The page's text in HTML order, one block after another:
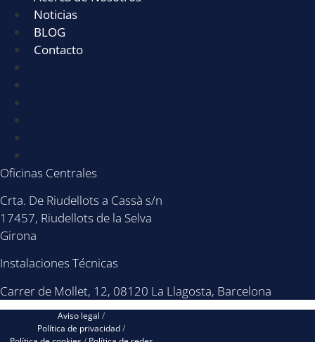
Noticias
BLOG
Contacto
Oficinas Centrales
Crta. De Riudellots a Cassà s/n
17457, Riudellots de la Selva
Girona
Instalaciones Técnicas
Carrer de Mollet, 12, 08120 La Llagosta, Barcelona
Aviso legal /
Política de privacidad/